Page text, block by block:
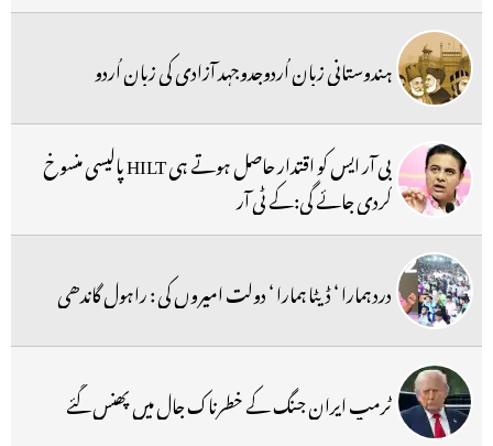
ہندوستانی زبان اُردوجدوجہد آزادی کی زبان اُردو
بی آر ایس کو اقتدار حاصل ہوتے ہی HILT پالیسی منسوخ
کردی جائے گی:کے ٹی آر
درد ہمارا ‘ ڈیٹا ہمارا ‘ دولت امیروں کی : راہول گاندھی
ٹرمپ ایران جنگ کے خطرناک جال میں پھنس گئے